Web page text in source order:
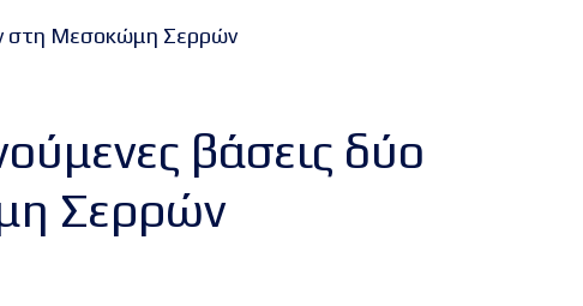
στη Μεσοκώμη Σερρών
βάσεις δύο
Σερρών